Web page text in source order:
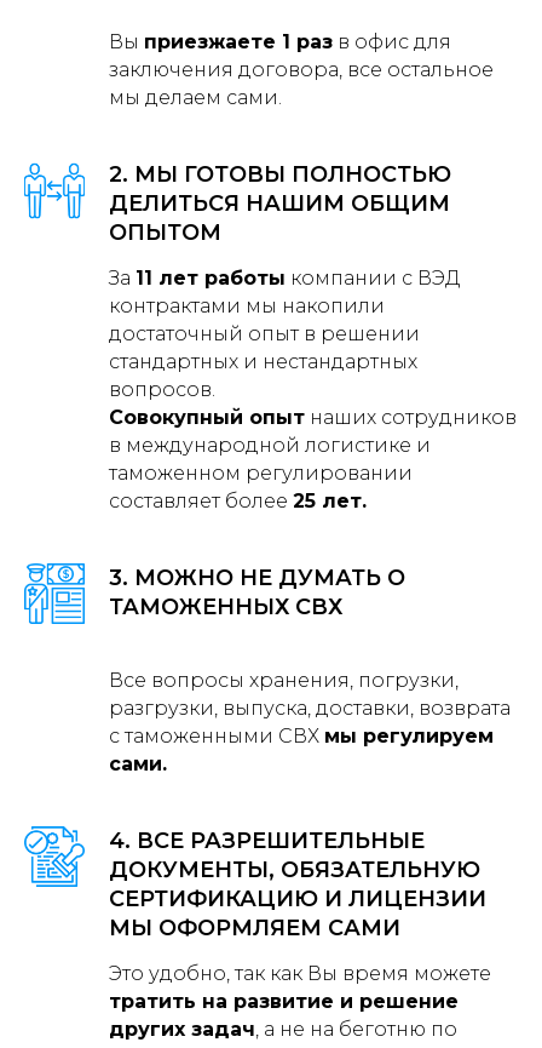
Вы приезжаете 1 раз в офис для
заключения договора, все остальное
мы делаем сами.
2. МЫ ГОТОВЫ ПОЛНОСТЬЮ
ДЕЛИТЬСЯ НАШИМ ОБЩИМ
ОПЫТОМ
За 11 лет работы компании с ВЭД
контрактами мы накопили
достаточный опыт в решении
стандартных и нестандартных
вопросов.
Совокупный опыт наших сотрудников
в международной логистике и
таможенном регулировании
составляет более 25 лет.
3. МОЖНО НЕ ДУМАТЬ О
ТАМОЖЕННЫХ СВХ
Все вопросы хранения, погрузки,
разгрузки, выпуска, доставки, возврата
с таможенными СВХ мы регулируем
сами.
4. ВСЕ РАЗРЕШИТЕЛЬНЫЕ
ДОКУМЕНТЫ, ОБЯЗАТЕЛЬНУЮ
СЕРТИФИКАЦИЮ И ЛИЦЕНЗИИ
МЫ ОФОРМЛЯЕМ САМИ
Это удобно, так как Вы время можете
тратить на развитие и решение
других задач, а не на беготню по